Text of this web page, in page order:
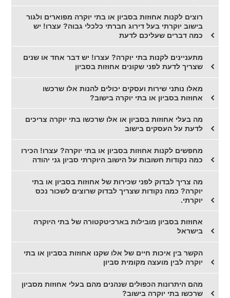
רוצים לקנות אחוזות בסביון או בתי יוקרה מפוארים ולגור
בישוב יוקרתי בעל דירוג חברתי כלכלי גבוה? עצרו! יש
כמה דברים שעליכם לדעת
מתעניינים לקנות בתי יוקרה? עצרו! יש דבר אחד או שנים
שצריך לדעת לפני שקונים אחוזות בסביון
מאלו נותני שירות ועסקים יכולים להנות אלו שרכשו
אחוזות בסביון או בתי יוקרה בישוב?
מה בעלי אחוזות בסביון או אלו שרכשו בתי יוקרה צריכים
לדעת על העסקים בישוב
מחפשים לקנות אחוזות בסביון או בתי יוקרה? עצרו! הכירו
כמה נקודות חשובות על הישוב היוקרתי סביון גני יהודה
מה צריך לבדוק לפני שכירות של אחוזות בסביון או בתי
יוקרה? כמה נקודות שצריך לבדוק שרוצים לשכור נכס
יוקרתי.
אחוזות בסביון מובילות בארכיטקטורה של בתי היוקרה
בישראל
הקשר בין איכות חיים של אלו שקנו אחוזות בסביון או בתי
יוקרה לבין מועצה מקומית סביון
מהם היתרונות הכפולים שנהנים מהם בעלי אחוזות מסביון
שרכשו בתי יוקרה בישוב?